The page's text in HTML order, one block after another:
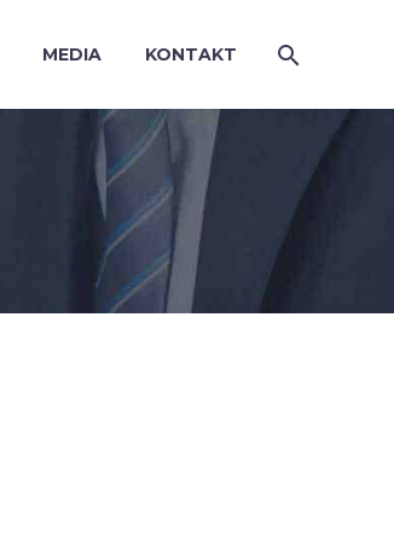
MEDIA KONTAKT